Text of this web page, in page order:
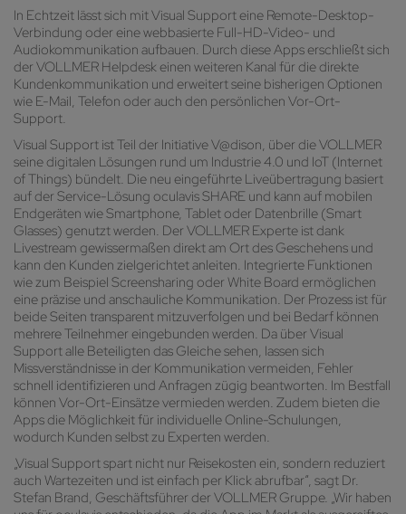
In Echtzeit lässt sich mit Visual Support eine Remote-Desktop-
Verbindung oder eine webbasierte Full-HD-Video- und
Audiokommunikation aufbauen. Durch diese Apps erschließt sich
der VOLLMER Helpdesk einen weiteren Kanal für die direkte
Kundenkommunikation und erweitert seine bisherigen Optionen
wie E-Mail, Telefon oder auch den persönlichen Vor-Ort-
Support.
Visual Support ist Teil der Initiative V@dison, über die VOLLMER
seine digitalen Lösungen rund um Industrie 4.0 und IoT (Internet
of Things) bündelt. Die neu eingeführte Liveübertragung basiert
auf der Service-Lösung oculavis SHARE und kann auf mobilen
Endgeräten wie Smartphone, Tablet oder Datenbrille (Smart
Glasses) genutzt werden. Der VOLLMER Experte ist dank
Livestream gewissermaßen direkt am Ort des Geschehens und
kann den Kunden zielgerichtet anleiten. Integrierte Funktionen
wie zum Beispiel Screensharing oder White Board ermöglichen
eine präzise und anschauliche Kommunikation. Der Prozess ist für
beide Seiten transparent mitzuverfolgen und bei Bedarf können
mehrere Teilnehmer eingebunden werden. Da über Visual
Support alle Beteiligten das Gleiche sehen, lassen sich
Missverständnisse in der Kommunikation vermeiden, Fehler
schnell identifizieren und Anfragen zügig beantworten. Im Bestfall
können Vor-Ort-Einsätze vermieden werden. Zudem bieten die
Apps die Möglichkeit für individuelle Online-Schulungen,
wodurch Kunden selbst zu Experten werden.
„Visual Support spart nicht nur Reisekosten ein, sondern reduziert
auch Wartezeiten und ist einfach per Klick abrufbar“, sagt Dr.
Stefan Brand, Geschäftsführer der VOLLMER Gruppe. „Wir haben